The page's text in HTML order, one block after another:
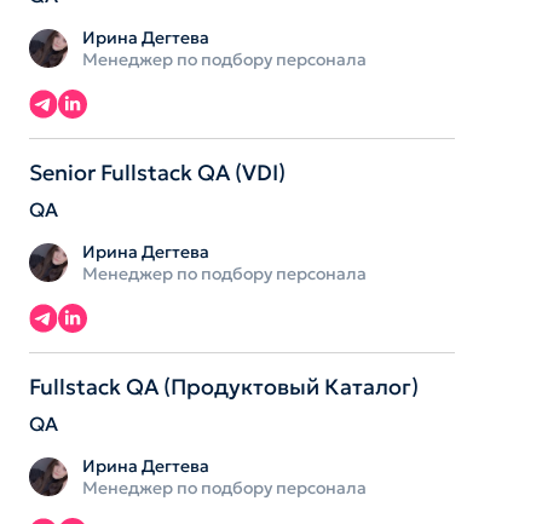
Ирина Дегтева
Менеджер по подбору персонала
Senior Fullstack QA (VDI)
QA
Ирина Дегтева
Менеджер по подбору персонала
Fullstack QA (Продуктовый Каталог)
QA
Ирина Дегтева
Менеджер по подбору персонала